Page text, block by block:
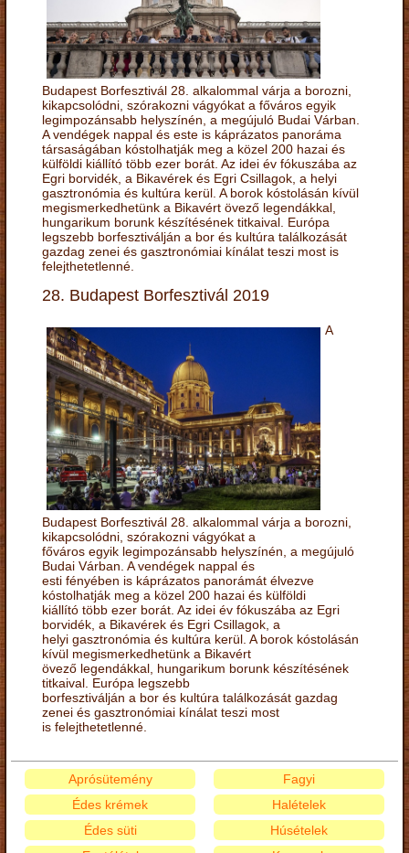
Budapest Borfesztivál 28. alkalommal várja a borozni,
kikapcsolódni, szórakozni vágyókat a főváros egyik
legimpozánsabb helyszínén, a megújuló Budai Várban.
A vendégek nappal és este is káprázatos panoráma
társaságában kóstolhatják meg a közel 200 hazai és
külföldi kiállító több ezer borát. Az idei év fókuszába az
Egri borvidék, a Bikavérek és Egri Csillagok, a helyi
gasztronómia és kultúra kerül. A borok kóstolásán kívül
megismerkedhetünk a Bikavért övező legendákkal,
hungarikum borunk készítésének titkaival. Európa
legszebb borfesztiválján a bor és kultúra találkozását
gazdag zenei és gasztronómiai kínálat teszi most is
felejthetetlenné.
28. Budapest Borfesztivál 2019
A
Budapest Borfesztivál 28. alkalommal várja a borozni,
kikapcsolódni, szórakozni vágyókat a
főváros egyik legimpozánsabb helyszínén, a megújuló
Budai Várban. A vendégek nappal és
esti fényében is káprázatos panorámát élvezve
kóstolhatják meg a közel 200 hazai és külföldi
kiállító több ezer borát. Az idei év fókuszába az Egri
borvidék, a Bikavérek és Egri Csillagok, a
helyi gasztronómia és kultúra kerül. A borok kóstolásán
kívül megismerkedhetünk a Bikavért
övező legendákkal, hungarikum borunk készítésének
titkaival. Európa legszebb
borfesztiválján a bor és kultúra találkozását gazdag
zenei és gasztronómiai kínálat teszi most
is felejthetetlenné.
Aprósütemény
Édes krémek
Édes süti
Fagyi
Halételek
Húsételek